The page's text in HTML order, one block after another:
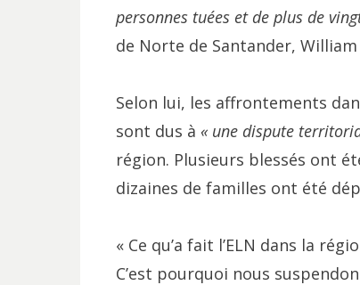
personnes tuées et de plus de
de Norte de Santander,
Selon lui, les affrontements
sont dus à « une dispute
région. Plusieurs blessés ont
dizaines de familles ont été
« Ce qu’a fait l’ELN dans la
C’est pourquoi nous